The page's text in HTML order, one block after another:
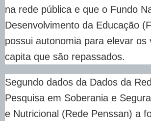
na rede pública e que o Fundo
Desenvolvimento da Educação
possui autonomia para elevar os
capita que são repassados.
Segundo dados da Dados da
Pesquisa em Soberania e
e Nutricional (Rede Penssan) a